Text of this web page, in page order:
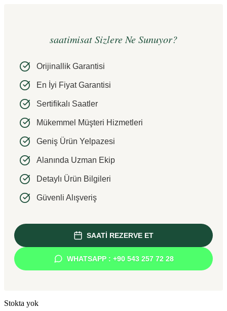
saatimisat Sizlere Ne Sunuyor?
Orijinallik Garantisi
En İyi Fiyat Garantisi
Sertifikalı Saatler
Mükemmel Müşteri Hizmetleri
Geniş Ürün Yelpazesi
Alanında Uzman Ekip
Detaylı Ürün Bilgileri
Güvenli Alışveriş
SAATİ REZERVE ET
WHATSAPP : +90 543 257 72 28
Stokta yok